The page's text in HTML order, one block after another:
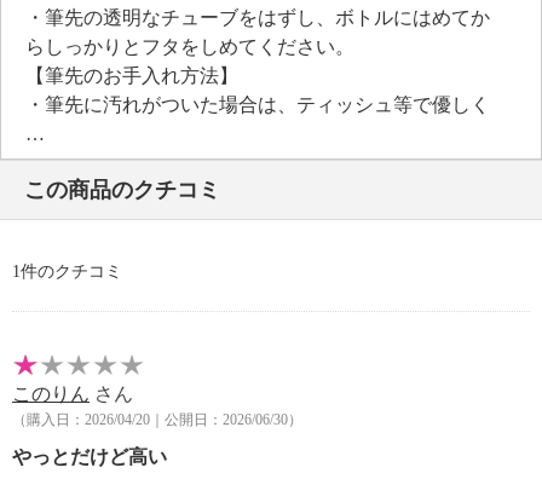
・筆先の透明なチューブをはずし、ボトルにはめてか
らしっかりとフタをしめてください。
【筆先のお手入れ方法】
・筆先に汚れがついた場合は、ティッシュ等で優しく
拭きとってください。
筆先は水で洗わないでください。
【保証（有無）、保証期間】
・なし
この商品のクチコミ
1件のクチコミ
このりん さん
（購入日：2026/04/20｜公開日：2026/06/30）
やっとだけど高い